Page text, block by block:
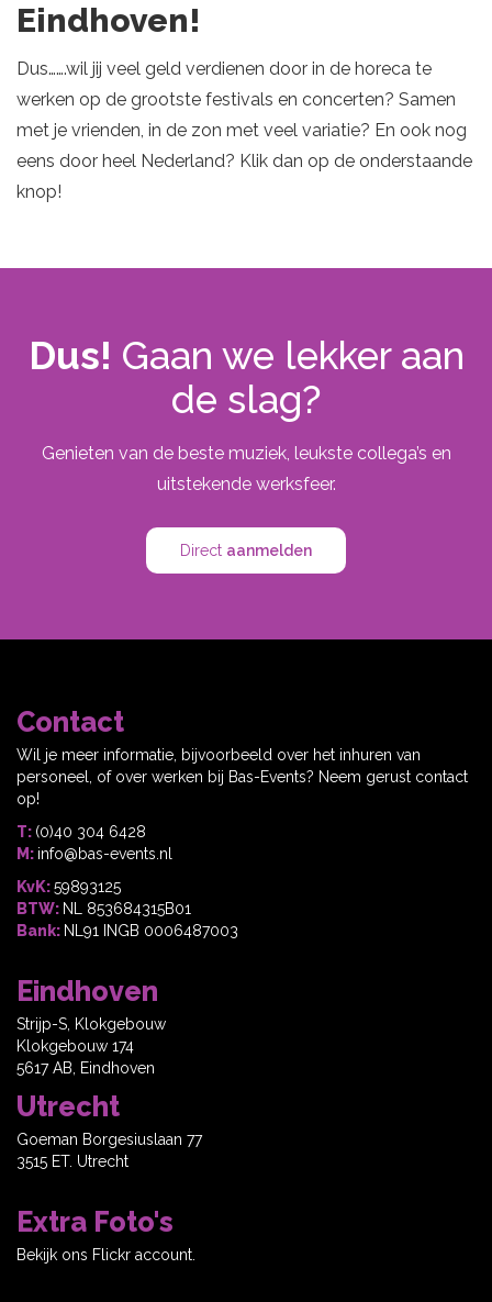
Eindhoven!
Dus…….wil jij veel geld verdienen door in de horeca te
werken op de grootste festivals en concerten? Samen
met je vrienden, in de zon met veel variatie? En ook nog
eens door heel Nederland? Klik dan op de onderstaande
knop!
Dus! Gaan we lekker aan
de slag?
Genieten van de beste muziek, leukste collega’s en
uitstekende werksfeer.
Direct aanmelden
Contact
Wil je meer informatie, bijvoorbeeld over het inhuren van
personeel, of over werken bij Bas-Events? Neem gerust contact
op!
T: (0)40 304 6428
M: info@bas-events.nl
KvK:59893125
BTW: NL 853684315B01
Bank: NL91 INGB 0006487003
Eindhoven
Strijp-S, Klokgebouw
Klokgebouw 174
5617 AB, Eindhoven
Utrecht
Goeman Borgesiuslaan 77
3515 ET. Utrecht
Extra Foto's
Bekijk ons Flickr account.